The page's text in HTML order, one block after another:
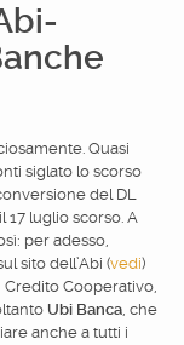
Quasi
siglato lo scorso
del DL
luglio scorso. A
per adesso,
sito dell’Abi (vedi)
Cooperativo,
Ubi Banca, che
anche a tutti i